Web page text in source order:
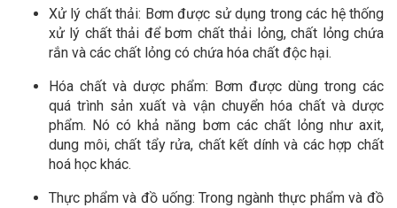
Xử lý chất thải: Bơm được sử dụng trong các hệ thống
xử lý chất thải để bơm chất thải lỏng, chất lỏng chứa
rắn và các chất lỏng có chứa hóa chất độc hại.
Hóa chất và dược phẩm: Bơm được dùng trong các
quá trình sản xuất và vận chuyển hóa chất và dược
phẩm. Nó có khả năng bơm các chất lỏng như axit,
dung môi, chất tẩy rửa, chất kết dính và các hợp chất
hoá học khác.
Thực phẩm và đồ uống: Trong ngành thực phẩm và đồ